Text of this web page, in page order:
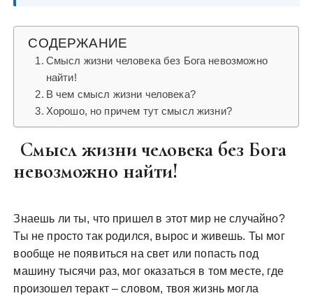
СОДЕРЖАНИЕ
Смысл жизни человека без Бога невозможно
найти!
В чем смысл жизни человека?
Хорошо, но причем тут смысл жизни?
Смысл жизни человека без Бога
невозможно найти!
Знаешь ли ты, что пришел в этот мир не случайно?
Ты не просто так родился, вырос и живешь. Ты мог
вообще не появиться на свет или попасть под
машину тысячи раз, мог оказаться в том месте, где
произошел теракт – словом, твоя жизнь могла